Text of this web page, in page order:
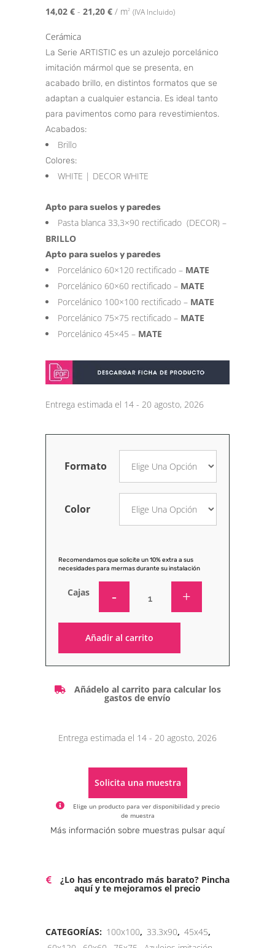
14,02 € - 21,20 € / m2 (IVA Incluido)
Cerámica
La Serie ARTISTIC es un azulejo porcelánico
imitación mármol que se presenta, en
acabado brillo, en distintos formatos que se
adaptan a cualquier estancia. Es ideal tanto
para pavimentos como para revestimientos.
Acabados:
Brillo
Colores:
WHITE | DECOR WHITE
Apto para suelos y paredes
Pasta blanca 33,3×90 rectificado (DECOR) –
BRILLO
Apto para suelos y paredes
Porcelánico 60×120 rectificado – MATE
Porcelánico 60×60 rectificado – MATE
Porcelánico 100×100 rectificado – MATE
Porcelánico 75×75 rectificado – MATE
Porcelánico 45×45 – MATE
Entrega estimada el 14 - 20 agosto, 2026
Formato
Color
Recomendamos que solicite un 10% extra a sus
necesidades para mermas durante su instalación
Cajas
Añadir al carrito
Añádelo al carrito para calcular los
gastos de envío
Entrega estimada el 14 - 20 agosto, 2026
Solicita una muestra
Elige un producto para ver disponibilidad y precio
de muestra
Alternative:
Más información sobre muestras pulsar aquí
¿Lo has encontrado más barato? Pincha
aquí y te mejoramos el precio
CATEGORÍAS: 100x100, 33.3x90, 45x45,